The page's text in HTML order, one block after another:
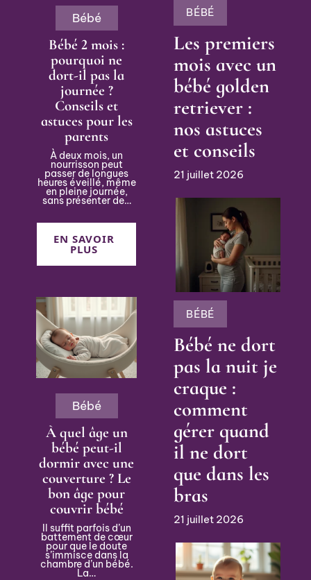
Bébé
Bébé 2 mois :
pourquoi ne
dort-il pas la
journée ?
Conseils et
astuces pour les
parents
À deux mois, un
nourrisson peut
passer de longues
heures éveillé, même
en pleine journée,
sans présenter de…
EN SAVOIR
PLUS
Bébé
À quel âge un
bébé peut-il
dormir avec une
couverture ? Le
bon âge pour
couvrir bébé
Il suffit parfois d’un
battement de cœur
pour que le doute
s’immisce dans la
chambre d’un bébé.
La…
BÉBÉ
Les premiers
mois avec un
bébé golden
retriever :
nos astuces
et conseils
21 juillet 2026
BÉBÉ
Bébé ne dort
pas la nuit je
craque :
comment
gérer quand
il ne dort
que dans les
bras
21 juillet 2026